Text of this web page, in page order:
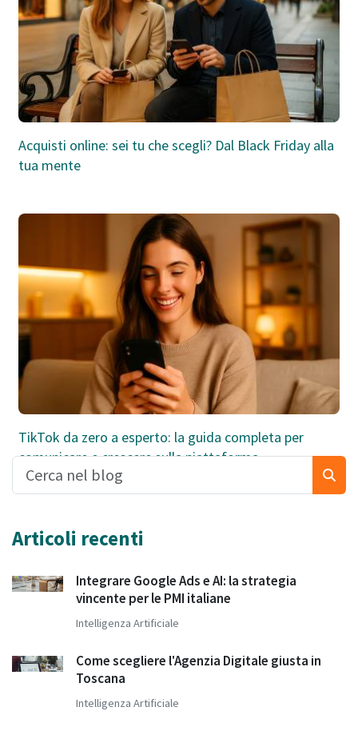
Acquisti online: sei tu che scegli? Dal Black Friday alla
tua mente
TikTok da zero a esperto: la guida completa per
comunicare e crescere sulla piattaforma
Articoli recenti
Integrare Google Ads e AI: la strategia
vincente per le PMI italiane
Intelligenza Artificiale
Come scegliere l'Agenzia Digitale giusta in
Toscana
Intelligenza Artificiale